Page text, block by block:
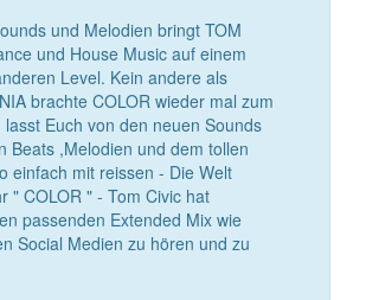
und Melodien bringt TOM
und House Music auf einem
Level. Kein andere als
brachte COLOR wieder mal zum
lasst Euch von den neuen Sounds
Beats ,Melodien und dem tollen
einfach mit reissen - Die Welt
" COLOR " - Tom Civic hat
passenden Extended Mix wie
Social Medien zu hören und zu